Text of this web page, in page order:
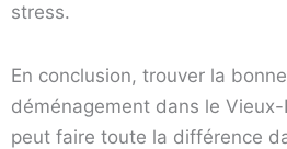
stress.
En conclusion, trouver la
déménagement dans le
peut faire toute la différence